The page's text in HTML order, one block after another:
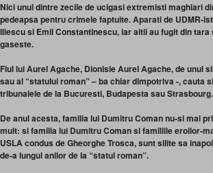
Nici unul dintre zecile de ucigasi extremisti maghiari
pedeapsa pentru crimele faptuite. Aparati de UDMR-
Iliescu si Emil Constantinescu, iar altii au fugit din
gaseste.
Fiul lui Aurel Agache, Dionisie Aurel Agache, de unul
sau al “statului roman” – ba chiar dimpotriva -, cauta
tribunalele de la Bucuresti, Budapesta sau Strasbourg.
De anul acesta, familia lui Dumitru Coman nu-si mai
mult: si familia lui Dumitru Coman si familiile eroilor-
USLA condus de Gheorghe Trosca, sunt silite sa
de-a lungul anilor de la “statul roman”.